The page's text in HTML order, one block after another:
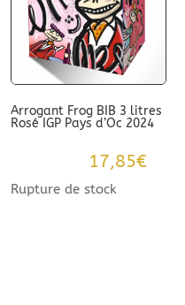
Arrogant Frog BIB 3 litres
Rosé IGP Pays d’Oc 2024
17,85€
Rupture de stock